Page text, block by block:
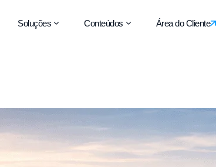
Soluções Conteúdos Área do Cliente